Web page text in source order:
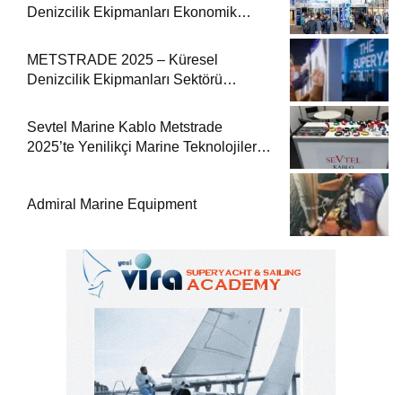
Denizcilik Ekipmanları Ekonomik
METSTRADE 2025 – Küresel
Denizcilik Ekipmanları Sektörü
Sevtel Marine Kablo Metstrade
2025’te Yenilikçi Marine Teknolojilerini
Admiral Marine Equipment